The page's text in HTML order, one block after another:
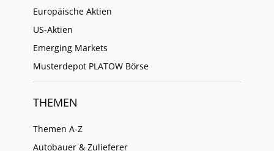
Europäische Aktien
US-Aktien
Emerging Markets
Musterdepot PLATOW Börse
THEMEN
Themen A-Z
Autobauer & Zulieferer